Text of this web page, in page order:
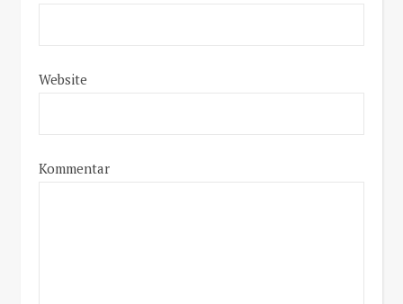
Website
Kommentar